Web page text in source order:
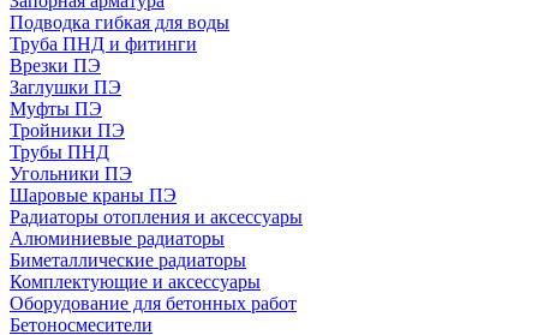
Подводка гибкая для воды
Труба ПНД и фитинги
Врезки ПЭ
Заглушки ПЭ
Муфты ПЭ
Тройники ПЭ
Трубы ПНД
Угольники ПЭ
Шаровые краны ПЭ
Радиаторы отопления и аксессуары
Алюминиевые радиаторы
Биметаллические радиаторы
Комплектующие и аксессуары
Оборудование для бетонных работ
Бетоносмесители